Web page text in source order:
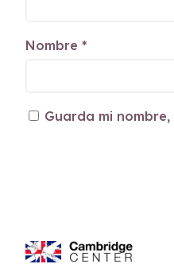
Nombre *
Guarda mi